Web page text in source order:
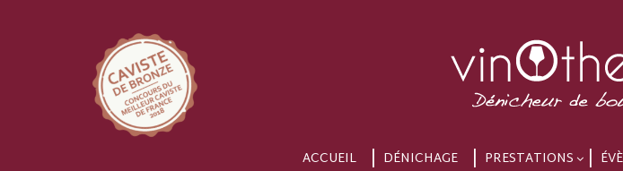
ACCUEIL DÉNICHAGE PRESTATIONS